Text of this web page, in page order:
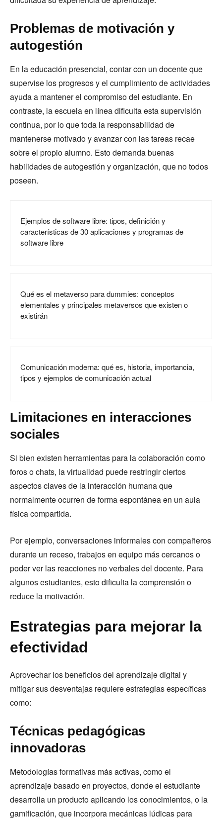
Problemas de motivación y
autogestión
En la educación presencial, contar con un docente que
supervise los progresos y el cumplimiento de actividades
ayuda a mantener el compromiso del estudiante. En
contraste, la escuela en línea dificulta esta supervisión
continua, por lo que toda la responsabilidad de
mantenerse motivado y avanzar con las tareas recae
sobre el propio alumno. Esto demanda buenas
habilidades de autogestión y organización, que no todos
poseen.
Ejemplos de software libre: tipos, definición y
características de 30 aplicaciones y programas de
software libre
Qué es el metaverso para dummies: conceptos
elementales y principales metaversos que existen o
existirán
Comunicación moderna: qué es, historia, importancia,
tipos y ejemplos de comunicación actual
Limitaciones en interacciones
sociales
Si bien existen herramientas para la colaboración como
foros o chats, la virtualidad puede restringir ciertos
aspectos claves de la interacción humana que
normalmente ocurren de forma espontánea en un aula
física compartida.
Por ejemplo, conversaciones informales con compañeros
durante un receso, trabajos en equipo más cercanos o
poder ver las reacciones no verbales del docente. Para
algunos estudiantes, esto dificulta la comprensión o
reduce la motivación.
Estrategias para mejorar la
efectividad
Aprovechar los beneficios del aprendizaje digital y
mitigar sus desventajas requiere estrategias específicas
como:
Técnicas pedagógicas
innovadoras
Metodologías formativas más activas, como el
aprendizaje basado en proyectos, donde el estudiante
desarrolla un producto aplicando los conocimientos, o la
gamificación, que incorpora mecánicas lúdicas para